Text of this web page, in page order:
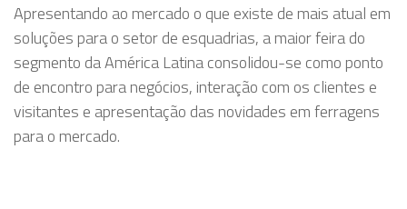
Apresentando ao mercado o que existe de mais atual em
soluções para o setor de esquadrias, a maior feira do
segmento da América Latina consolidou-se como ponto
de encontro para negócios, interação com os clientes e
visitantes e apresentação das novidades em ferragens
para o mercado.